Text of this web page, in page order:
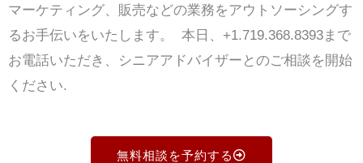
マーケティング、販売などの業務をアウトソーシングす
るお手伝いをいたします。 本日、+1.719.368.8393まで
お電話いただき、シニアアドバイザーとのご相談を開始
ください.
無料相談を予約する